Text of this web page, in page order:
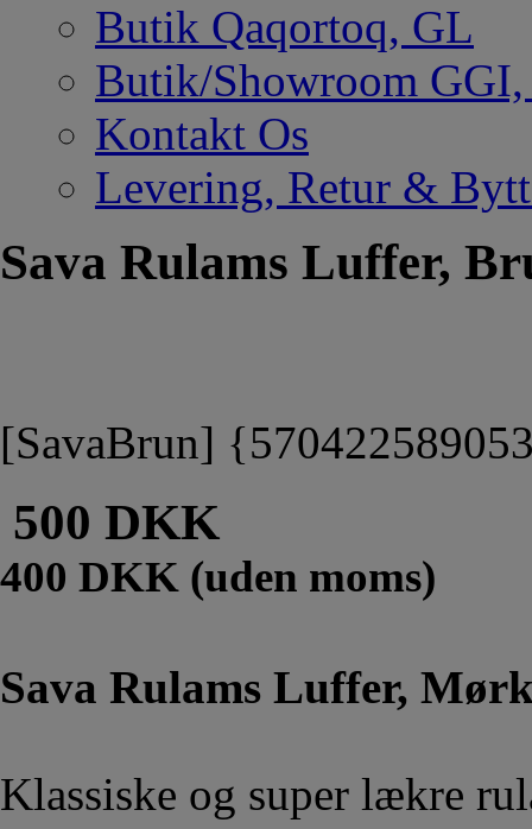
Butik Qaqortoq, GL
Butik/Showroom
Kontakt Os
Levering, Retur &
Sava Rulams Luffer,
[SavaBrun]
500 DKK
400 DKK (uden moms)
Sava Rulams Luffer,
Klassiske og super lækre